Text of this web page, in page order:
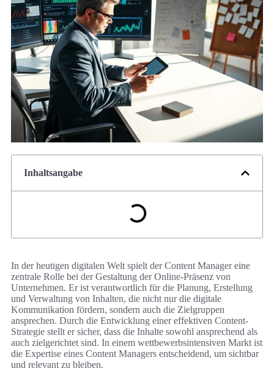
Inhaltsangabe
In der heutigen digitalen Welt spielt der Content Manager eine
zentrale Rolle bei der Gestaltung der Online-Präsenz von
Unternehmen. Er ist verantwortlich für die Planung, Erstellung
und Verwaltung von Inhalten, die nicht nur die digitale
Kommunikation fördern, sondern auch die Zielgruppen
ansprechen. Durch die Entwicklung einer effektiven Content-
Strategie stellt er sicher, dass die Inhalte sowohl ansprechend als
auch zielgerichtet sind. In einem wettbewerbsintensiven Markt ist
die Expertise eines Content Managers entscheidend, um sichtbar
und relevant zu bleiben.